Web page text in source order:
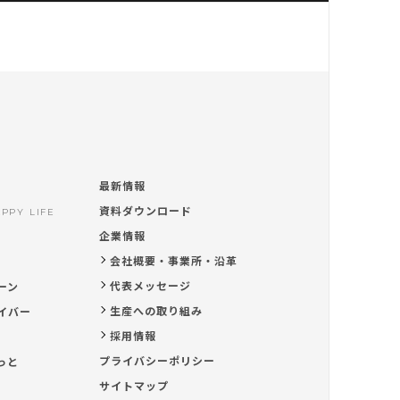
LIFE
ン
バー
と
最新情報
資料ダウンロード
企業情報
会社概要・事業所・沿革
代表メッセージ
生産への取り組み
採用情報
プライバシーポリシー
サイトマップ